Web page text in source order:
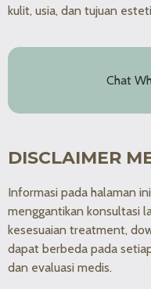
kulit, usia, dan tujuan
Chat
DISCLAIMER
Informasi pada halaman
menggantikan konsultasi
kesesuaian treatment,
dapat berbeda pada
dan evaluasi medis.